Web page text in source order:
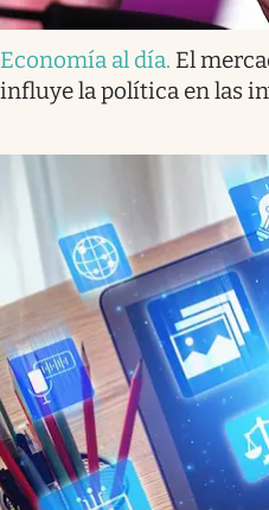
Economía al día. El
influye la política en las